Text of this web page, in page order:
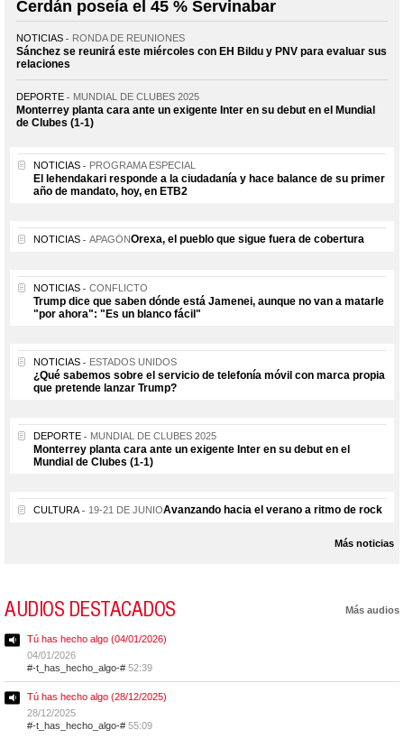
Cerdán poseía el 45 % Servinabar
NOTICIAS RONDA DE REUNIONES
Sánchez se reunirá este miércoles con EH Bildu y PNV para evaluar sus
relaciones
DEPORTE MUNDIAL DE CLUBES 2025
Monterrey planta cara ante un exigente Inter en su debut en el Mundial
de Clubes (1-1)
NOTICIAS PROGRAMA ESPECIAL
El lehendakari responde a la ciudadanía y hace balance de su primer
año de mandato, hoy, en ETB2
NOTICIAS APAGÓNOrexa, el pueblo que sigue fuera de cobertura
NOTICIAS CONFLICTO
Trump dice que saben dónde está Jamenei, aunque no van a matarle
"por ahora": "Es un blanco fácil"
NOTICIAS ESTADOS UNIDOS
¿Qué sabemos sobre el servicio de telefonía móvil con marca propia
que pretende lanzar Trump?
DEPORTE MUNDIAL DE CLUBES 2025
Monterrey planta cara ante un exigente Inter en su debut en el
Mundial de Clubes (1-1)
CULTURA 19-21 DE JUNIOAvanzando hacia el verano a ritmo de rock
Más noticias
AUDIOS DESTACADOS Más audios
Tú has hecho algo (04/01/2026)
04/01/2026
#-t_has_hecho_algo-# 52:39
Tú has hecho algo (28/12/2025)
28/12/2025
#-t_has_hecho_algo-# 55:09